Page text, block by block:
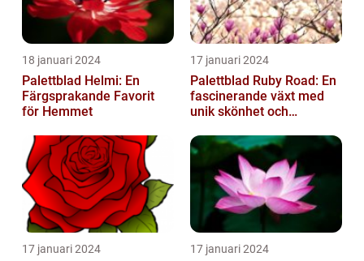
18 januari 2024
Palettblad Helmi: En
Färgsprakande Favorit
för Hemmet
17 januari 2024
Palettblad Ruby Road: En
fascinerande växt med
unik skönhet och
17 januari 2024 17 januari 2024